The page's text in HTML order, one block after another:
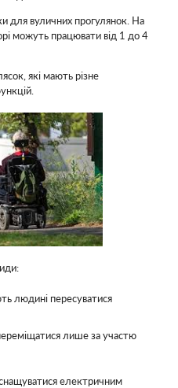
для вуличних прогулянок. На
можуть працювати від 1 до 4
які мають різне
людині пересуватися
лише за участю
електричним